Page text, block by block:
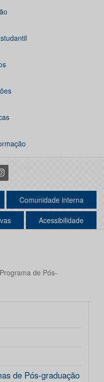
Comunidade interna
Acessibilidade
de Pós-
de Pós-graduação